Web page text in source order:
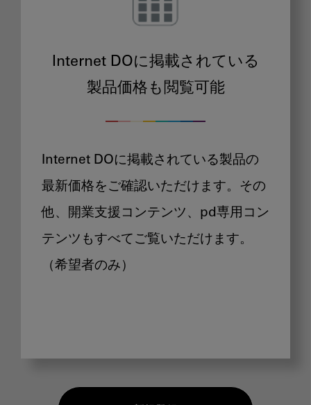
Internet DOに掲載されている
製品価格も閲覧可能
Internet DOに掲載されている製品の
最新価格をご確認いただけます。その
他、開業支援コンテンツ、pd専用コン
テンツもすべてご覧いただけます。
（希望者のみ）